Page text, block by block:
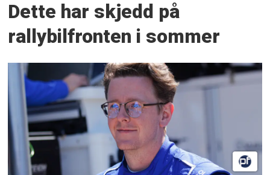
Dette har skjedd på
rallybilfronten i sommer